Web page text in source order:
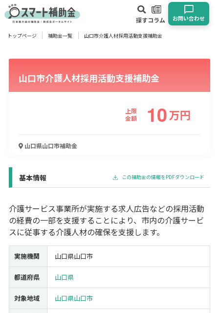
探すコラム お問い合わせ
対象
企業 団体 個人 その他
業種
宿泊･旅館業
その他
使い道
経営改善・経営強化 販路拡大 海外展開 設備投資
人材採用・雇用
人材育成・福利厚生
特許・知的財産
起業・創業
事業承継
環境・省エネ
テレワーク
トップページ 補助金一覧 山口市介護人材採用活動支援補助金
山口市介護人材採用活動支援補助金
上限
金額
10万円
山口県山口市補助金
基本情報 この補助金の情報をPDFダウンロード
介護サービス事業所が実施する求人広告などの採用活動
の経費の一部を支援することにより、市内の介護サービ
スに従事する介護人材の確保を支援します。
実施機関 山口県山口市
都道府県 山口県
対象地域 山口県山口市